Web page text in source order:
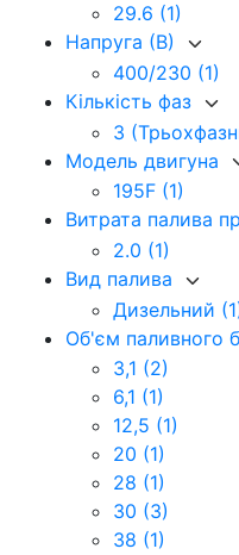
29.6 (1)
Напруга (В)
400/230 (1)
Кількість фаз
3
Модель двигуна
195F (1)
Витрата палива
2.0 (1)
Вид палива
Дизельний
Об'єм паливного
3,1 (2)
6,1 (1)
12,5 (1)
20 (1)
28 (1)
30 (3)
38 (1)